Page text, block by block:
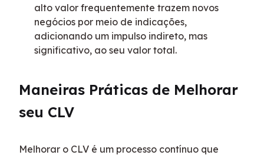
alto valor frequentemente trazem novos
negócios por meio de indicações,
adicionando um impulso indireto, mas
significativo, ao seu valor total.
Maneiras Práticas de Melhorar
seu CLV
Melhorar o CLV é um processo contínuo que